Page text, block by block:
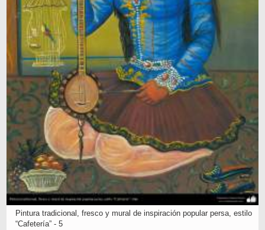
Pintura tradicional, fresco y mural de inspiración popular persa, estilo
“Cafetería” - 5